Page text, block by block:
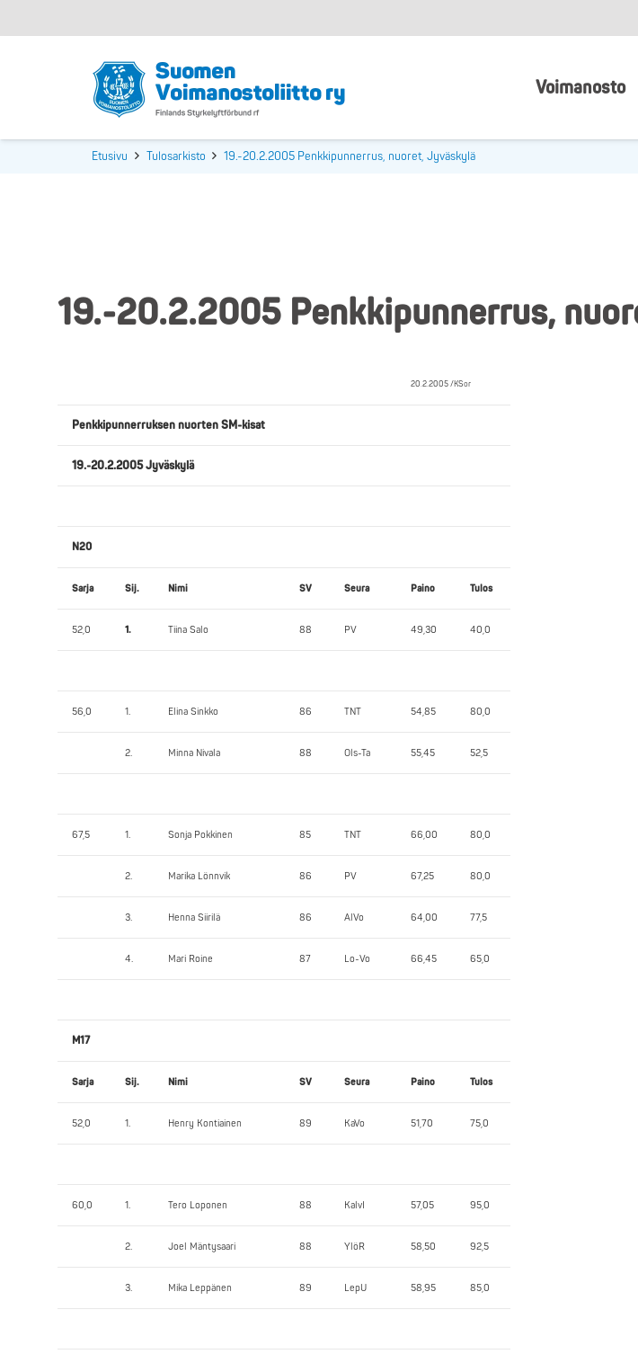
Voimanosto
Etusivu Tulosarkisto 19.-20.2.2005 Penkkipunnerrus, nuoret, Jyväskylä
19.-20.2.2005 Penkkipunnerrus,
20.2.2005 /KSor
Penkkipunnerruksen nuorten SM-kisat
19.-20.2.2005 Jyväskylä
N20
Sarja Sij. Nimi SV Seura Paino Tulos
52,0 1. Tiina Salo 88 PV 49,30 40,0
56,0 1. Elina Sinkko 86 TNT 54,85 80,0
2. Minna Nivala 88 Ols-Ta 55,45 52,5
67,5 1. Sonja Pokkinen 85 TNT 66,00 80,0
2. Marika Lönnvik 86 PV 67,25 80,0
3. Henna Siirilä 86 AlVo 64,00 77,5
4. Mari Roine 87 Lo-Vo 66,45 65,0
M17
Sarja Sij. Nimi SV Seura Paino Tulos
52,0 1. Henry Kontiainen 89 KaVo 51,70 75,0
60,0 1. Tero Loponen 88 KalvI 57,05 95,0
2. Joel Mäntysaari 88 YlöR 58,50 92,5
3. Mika Leppänen 89 LepU 58,95 85,0